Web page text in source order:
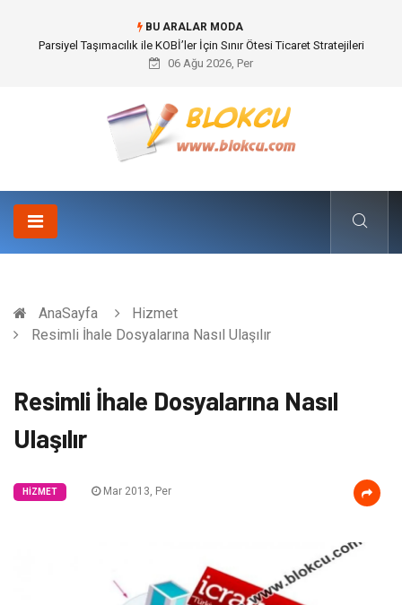
BU ARALAR MODA
Br544 ile Lastik ve Plastik Modifikasyonunda Yüksek Performans
06 Ağu 2026, Per
AnaSayfa
Hizmet
Resimli İhale Dosyalarına Nasıl Ulaşılır
Resimli İhale Dosyalarına Nasıl
Ulaşılır
HIZMET Mar 2013, Per